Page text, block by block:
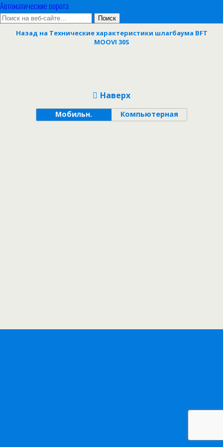
Автоматические ворота
Назад на Технические характеристики шлагбаума BFT
MOOVI 30S
Наверх
Мобильн. Компьютерная